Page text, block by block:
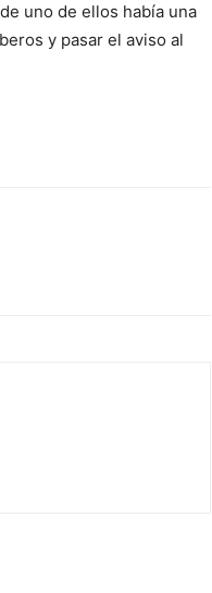
uno de ellos había una
y pasar el aviso al